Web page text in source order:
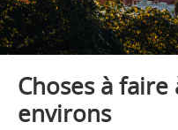
Choses à
environs